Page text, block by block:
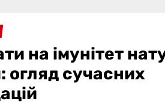
на імунітет
огляд сучасних